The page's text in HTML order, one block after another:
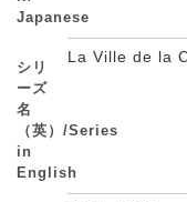
Japanese
シリ
ーズ
名
（英）/Series
in
English
La Ville de la